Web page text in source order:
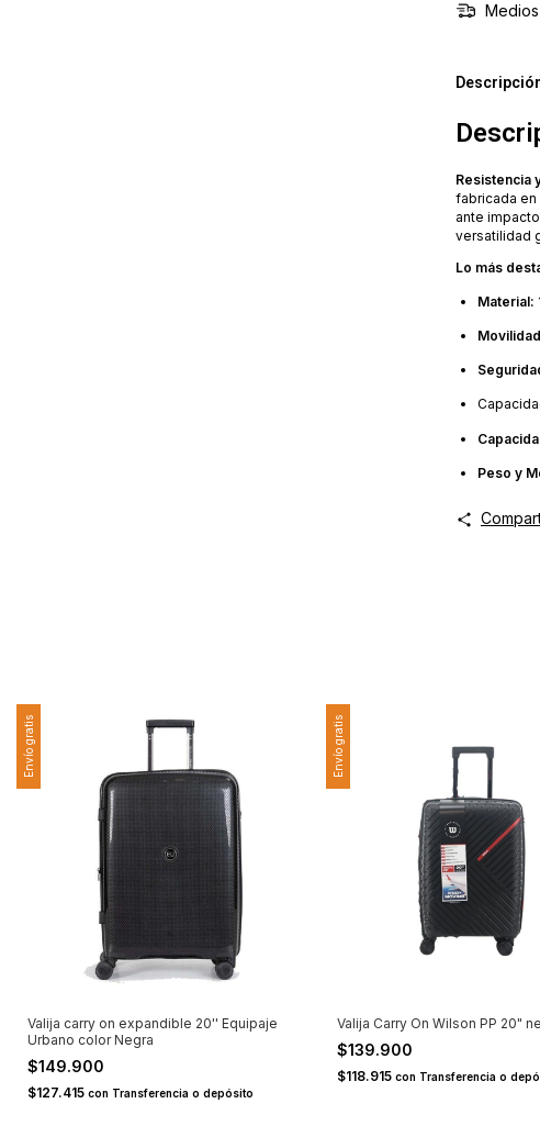
Resistencia
fabricada en
ante
versatilidad
Lo más
Material:
Peso y
Envío gratis
Valija carry on expandible 20'' Equipaje
Urbano color Negra
$149.900
$127.415con Transferencia o depósito
Envío gratis
Valija Carry On Wilson PP 20"
$139.900
$118.915 con Transferencia o